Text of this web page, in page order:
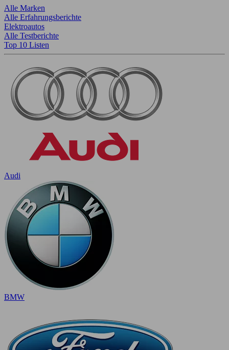
Alle Marken
Alle Erfahrungsberichte
Elektroautos
Alle Testberichte
Top 10 Listen
Audi
BMW